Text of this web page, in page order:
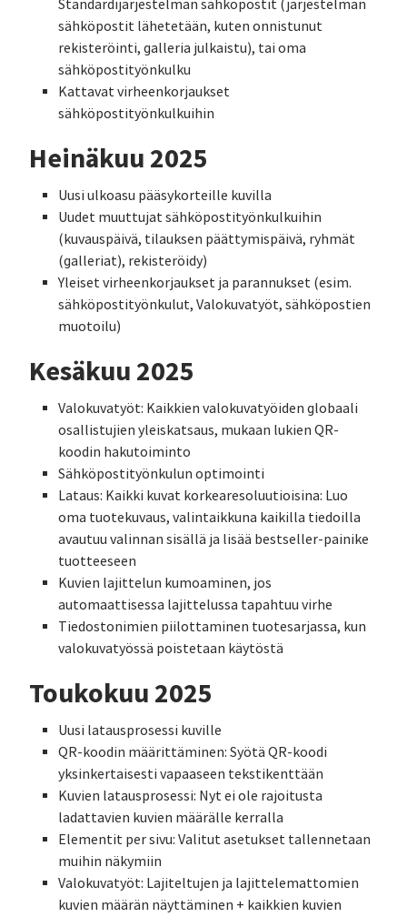
Standardijärjestelmän sähköpostit (järjestelmän
sähköpostit lähetetään, kuten onnistunut
rekisteröinti, galleria julkaistu), tai oma
sähköpostityönkulku
Kattavat virheenkorjaukset
sähköpostityönkulkuihin
Heinäkuu 2025
Uusi ulkoasu pääsykorteille kuvilla
Uudet muuttujat sähköpostityönkulkuihin
(kuvauspäivä, tilauksen päättymispäivä, ryhmät
(galleriat), rekisteröidy)
Yleiset virheenkorjaukset ja parannukset (esim.
sähköpostityönkulut, Valokuvatyöt, sähköpostien
muotoilu)
Kesäkuu 2025
Valokuvatyöt: Kaikkien valokuvatyöiden globaali
osallistujien yleiskatsaus, mukaan lukien QR-
koodin hakutoiminto
Sähköpostityönkulun optimointi
Lataus: Kaikki kuvat korkearesoluutioisina: Luo
oma tuotekuvaus, valintaikkuna kaikilla tiedoilla
avautuu valinnan sisällä ja lisää bestseller-painike
tuotteeseen
Kuvien lajittelun kumoaminen, jos
automaattisessa lajittelussa tapahtuu virhe
Tiedostonimien piilottaminen tuotesarjassa, kun
valokuvatyössä poistetaan käytöstä
Toukokuu 2025
Uusi latausprosessi kuville
QR-koodin määrittäminen: Syötä QR-koodi
yksinkertaisesti vapaaseen tekstikenttään
Kuvien latausprosessi: Nyt ei ole rajoitusta
ladattavien kuvien määrälle kerralla
Elementit per sivu: Valitut asetukset tallennetaan
muihin näkymiin
Valokuvatyöt: Lajiteltujen ja lajittelemattomien
kuvien määrän näyttäminen + kaikkien kuvien